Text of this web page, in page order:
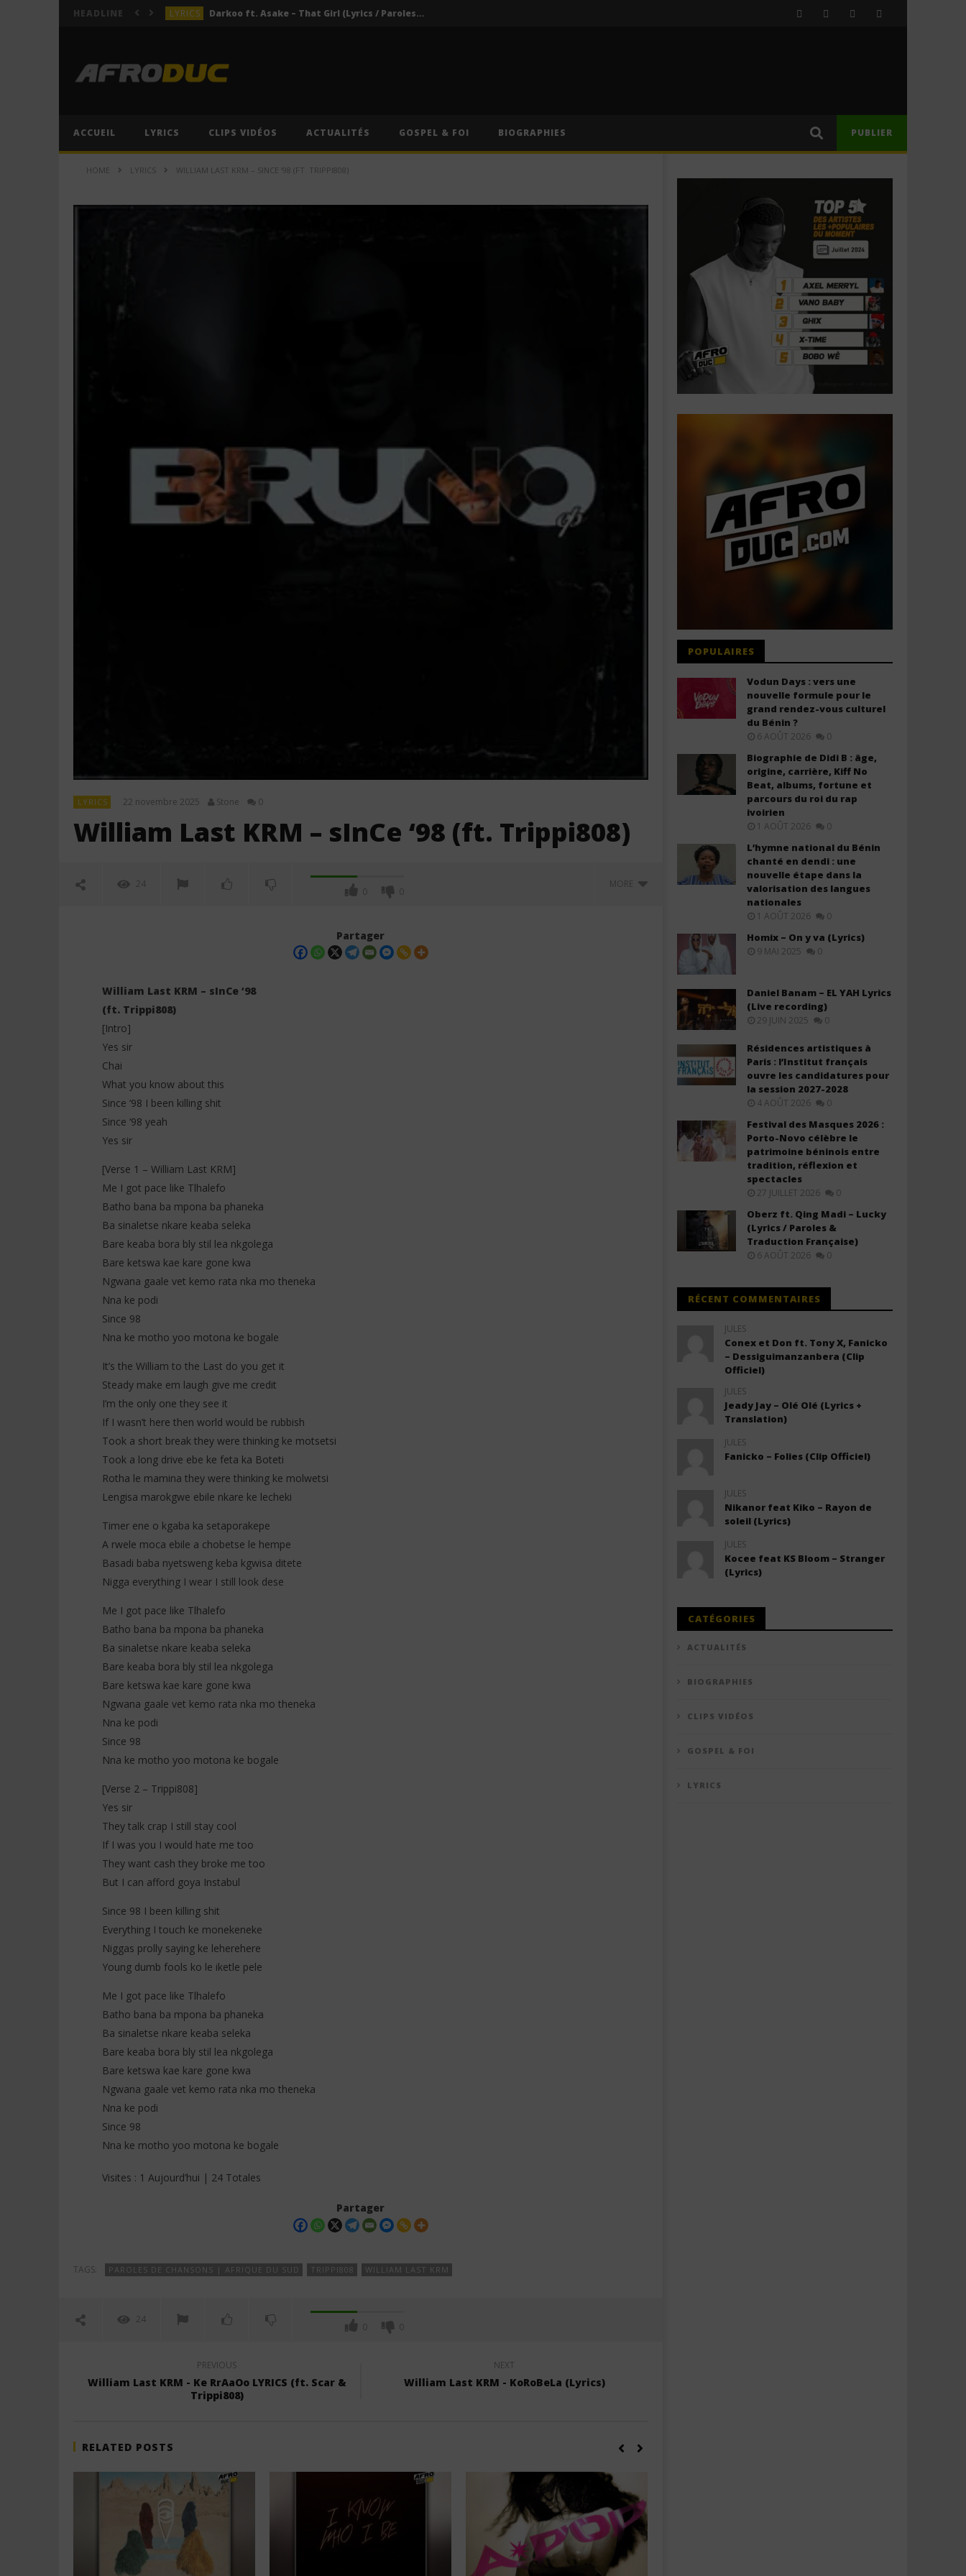
HEADLINE LYRICS Darkoo ft. Asake – That Girl (Lyrics / Paroles & Traduction Française)
ACTUALITÉS
LYRICS Darkoo ft. Asake – That Girl (Lyrics / Paroles & Traduction Française)
ACCUEIL LYRICS CLIPS VIDÉOS ACTUALITÉS GOSPEL & FOI BIOGRAPHIES PUBLIER
HOME LYRICS WILLIAM LAST KRM – SINCE ‘98 (FT. TRIPPI808)
LYRICS 22 novembre 2025 Stone 0
William Last KRM – sInCe ‘98 (ft. Trippi808)
24
0 0
MORE
William Last KRM – sInCe ‘98 (ft.
Trippi808)
novembre
2025
Tyla - IS IT LOVE (Lyrics &
Traduction Française)
Pheelz & Rii ft Ami Faku -
DIE (Lyrics)
2025
Stone
Partager
William Last KRM – sInCe ‘98
(ft. Trippi808)
[Intro]
Yes sir
Chai
What you know about this
Since ‘98 I been killing shit
Since ‘98 yeah
Yes sir
[Verse 1 – William Last KRM]
Me I got pace like Tlhalefo
Batho bana ba mpona ba phaneka
Ba sinaletse nkare keaba seleka
Bare keaba bora bly stil lea nkgolega
Bare ketswa kae kare gone kwa
Ngwana gaale vet kemo rata nka mo theneka
Nna ke podi
Since 98
Nna ke motho yoo motona ke bogale
It’s the William to the Last do you get it
Steady make em laugh give me credit
I’m the only one they see it
If I wasn’t here then world would be rubbish
Took a short break they were thinking ke motsetsi
Took a long drive ebe ke feta ka Boteti
Rotha le mamina they were thinking ke molwetsi
Lengisa marokgwe ebile nkare ke lecheki
Timer ene o kgaba ka setaporakepe
A rwele moca ebile a chobetse le hempe
Basadi baba nyetsweng keba kgwisa ditete
Nigga everything I wear I still look dese
Me I got pace like Tlhalefo
Batho bana ba mpona ba phaneka
Ba sinaletse nkare keaba seleka
Bare keaba bora bly stil lea nkgolega
Bare ketswa kae kare gone kwa
Ngwana gaale vet kemo rata nka mo theneka
Nna ke podi
Since 98
Nna ke motho yoo motona ke bogale
[Verse 2 – Trippi808]
Yes sir
They talk crap I still stay cool
If I was you I would hate me too
They want cash they broke me too
But I can afford goya Instabul
Since 98 I been killing shit
Everything I touch ke monekeneke
Niggas prolly saying ke leherehere
Young dumb fools ko le iketle pele
Me I got pace like Tlhalefo
Batho bana ba mpona ba phaneka
Ba sinaletse nkare keaba seleka
Bare keaba bora bly stil lea nkgolega
Bare ketswa kae kare gone kwa
Ngwana gaale vet kemo rata nka mo theneka
Nna ke podi
Since 98
Nna ke motho yoo motona ke bogale
Visites : 1 Aujourd’hui | 24 Totales
Partager
TAGS: PAROLES DE CHANSONS | AFRIQUE DU SUD TRIPPI808 WILLIAM LAST KRM
24
0 0
PREVIOUS
William Last KRM - Ke RrAaOo LYRICS (ft. Scar &
Trippi808)
NEXT
William Last KRM - KoRoBeLa (Lyrics)
RELATED POSTS
POPULAIRES
Vodun Days : vers une
nouvelle formule pour le
grand rendez-vous culturel
du Bénin ?
6 AOÛT 2026 0
Biographie de Didi B : âge,
origine, carrière, Kiff No
Beat, albums, fortune et
parcours du roi du rap
ivoirien
1 AOÛT 2026 0
L’hymne national du Bénin
chanté en dendi : une
nouvelle étape dans la
valorisation des langues
nationales
1 AOÛT 2026 0
Homix – On y va (Lyrics)
9 MAI 2025 0
Daniel Banam – EL YAH Lyrics
(Live recording)
29 JUIN 2025 0
Résidences artistiques à
Paris : l’Institut français
ouvre les candidatures pour
la session 2027-2028
4 AOÛT 2026 0
Festival des Masques 2026 :
Porto-Novo célèbre le
patrimoine béninois entre
tradition, réflexion et
spectacles
27 JUILLET 2026 0
Oberz ft. Qing Madi – Lucky
(Lyrics / Paroles &
Traduction Française)
6 AOÛT 2026 0
RÉCENT COMMENTAIRES
JULES
Conex et Don ft. Tony X, Fanicko
– Dessiguimanzanbera (Clip
Officiel)
JULES
Jeady Jay – Olé Olé (Lyrics +
Translation)
JULES
Fanicko – Folies (Clip Officiel)
JULES
Nikanor feat Kiko – Rayon de
soleil (Lyrics)
JULES
Kocee feat KS Bloom – Stranger
(Lyrics)
CATÉGORIES
ACTUALITÉS
BIOGRAPHIES
CLIPS VIDÉOS
GOSPEL & FOI
LYRICS